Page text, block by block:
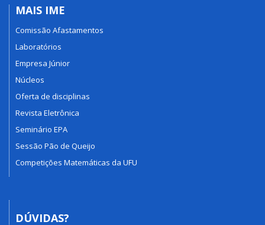
MAIS IME
Comissão Afastamentos
Laboratórios
Empresa Júnior
Núcleos
Oferta de disciplinas
Revista Eletrônica
Seminário EPA
Sessão Pão de Queijo
Competições Matemáticas da UFU
DÚVIDAS?